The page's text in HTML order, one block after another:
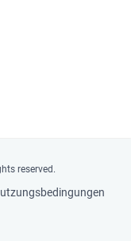
reserved.